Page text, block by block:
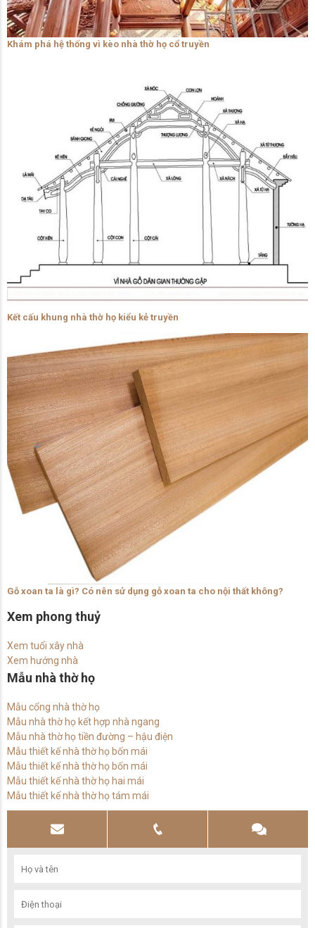
Khám phá hệ thống vì kèo nhà thờ họ cổ truyền
Kết cấu khung nhà thờ họ kiểu kẻ truyền
Gỗ xoan ta là gì? Có nên sử dụng gỗ xoan ta cho nội thất không?
Xem phong thuỷ
Xem tuổi xây nhà
Xem hướng nhà
Mẫu nhà thờ họ
Mẫu cổng nhà thờ họ
Mẫu nhà thờ họ kết hợp nhà ngang
Mẫu nhà thờ họ tiền đường – hậu điện
Mẫu thiết kế nhà thờ họ bốn mái
Mẫu thiết kế nhà thờ họ bốn mái
Mẫu thiết kế nhà thờ họ hai mái
Mẫu thiết kế nhà thờ họ tám mái